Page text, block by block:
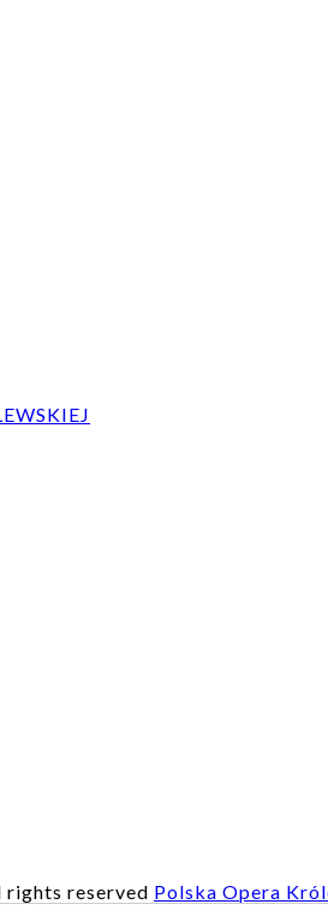
reserved Polska Opera